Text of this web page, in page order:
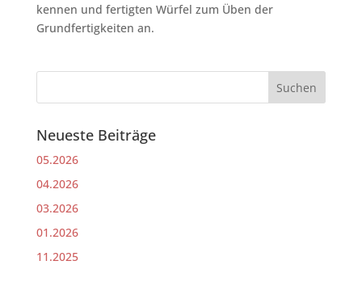
kennen und fertigten Würfel zum Üben der
Grundfertigkeiten an.
Neueste Beiträge
05.2026
04.2026
03.2026
01.2026
11.2025